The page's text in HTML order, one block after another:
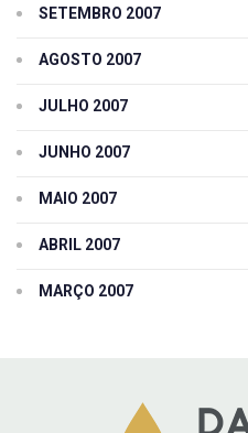
SETEMBRO 2007
AGOSTO 2007
JULHO 2007
JUNHO 2007
MAIO 2007
ABRIL 2007
MARÇO 2007